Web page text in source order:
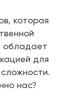
которая
обладает
для
нас?